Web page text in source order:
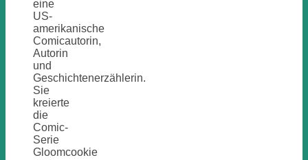
eine
US-
amerikanische
Comicautorin,
Autorin
und
Geschichtenerzählerin.
Sie
kreierte
die
Comic-
Serie
Gloomcookie